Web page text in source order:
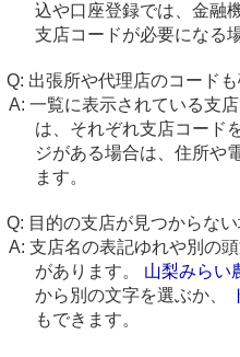
込や口座登録では、金融
支店コードが必要になる
出張所や代理店のコード
一覧に表示されている支
は、それぞれ支店コード
ジがある場合は、住所や
ます。
目的の支店が見つからな
支店名の表記ゆれや別の
があります。 山梨みらい
から別の文字を選ぶか、
もできます。